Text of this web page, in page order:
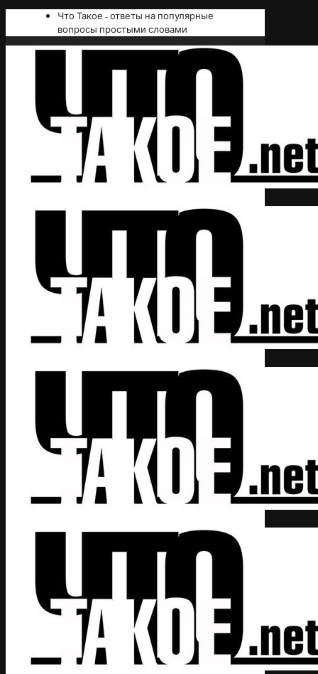
Что Такое - ответы на популярные
вопросы простыми словами